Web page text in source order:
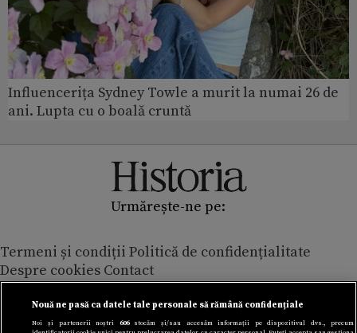
Influencerița Sydney Towle a murit la numai 26 de
ani. Lupta cu o boală cruntă
Urmărește-ne pe:
Termeni și condiții Politică de confidențialitate
Despre cookies Contact
Modifică preferințe pentru confidențialitate
© Toate drepturile rezervate Adevarul Holding 2026
Nouă ne pasă ca datele tale personale să rămână confidențiale
Noi și partenerii noștri 606stocăm și/sau accesăm informații pe dispozitivul dvs., precum